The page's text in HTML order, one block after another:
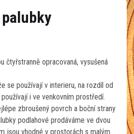
čtyřstranně opracovaná, vysušená
se používají v interieru, na rozdíl od
i ve venkovním prostředí.
zbroušený povrch a boční strany
podlahové prodáváme ve dvou
jsou vhodné v prostorách s malým